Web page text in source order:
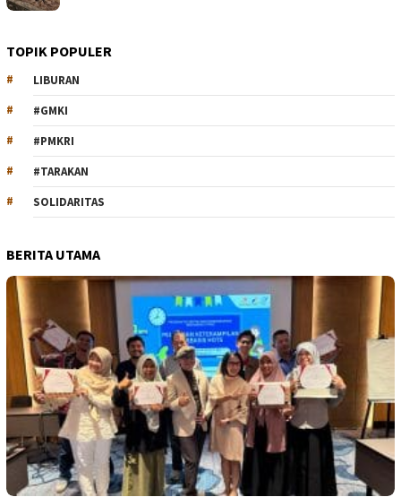
TOPIK POPULER
LIBURAN
#GMKI
#PMKRI
#TARAKAN
SOLIDARITAS
BERITA UTAMA